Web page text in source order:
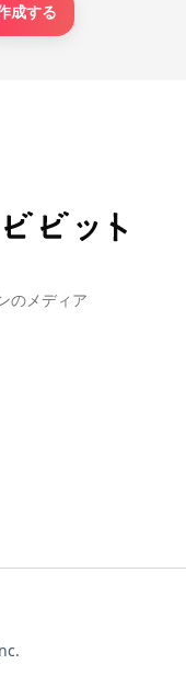
成する
のメディア